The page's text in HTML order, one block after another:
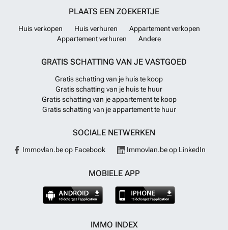
PLAATS EEN ZOEKERTJE
Huis verkopen Huis verhuren
Appartement verkopen
Appartement verhuren
Andere
GRATIS SCHATTING VAN JE VASTGOED
Gratis schatting van je huis te koop
Gratis schatting van je huis te huur
Gratis schatting van je appartement te koop
Gratis schatting van je appartement te huur
SOCIALE NETWERKEN
Immovlan.be op Facebook Immovlan.be op LinkedIn
MOBIELE APP
IMMO INDEX